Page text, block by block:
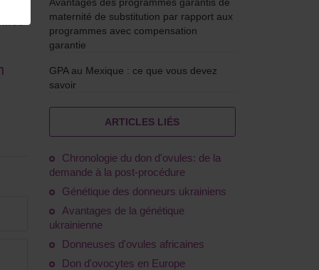
maternité de substitution par rapport aux
programmes avec compensation
garantie
GPA au Mexique : ce que vous devez
savoir
ARTICLES LIÉS
Chronologie du don d'ovules: de la
demande à la post-procédure
Génétique des donneurs ukrainiens
Avantages de la génétique
ukrainienne
Donneuses d'ovules africaines
Don d'ovocytes en Europe